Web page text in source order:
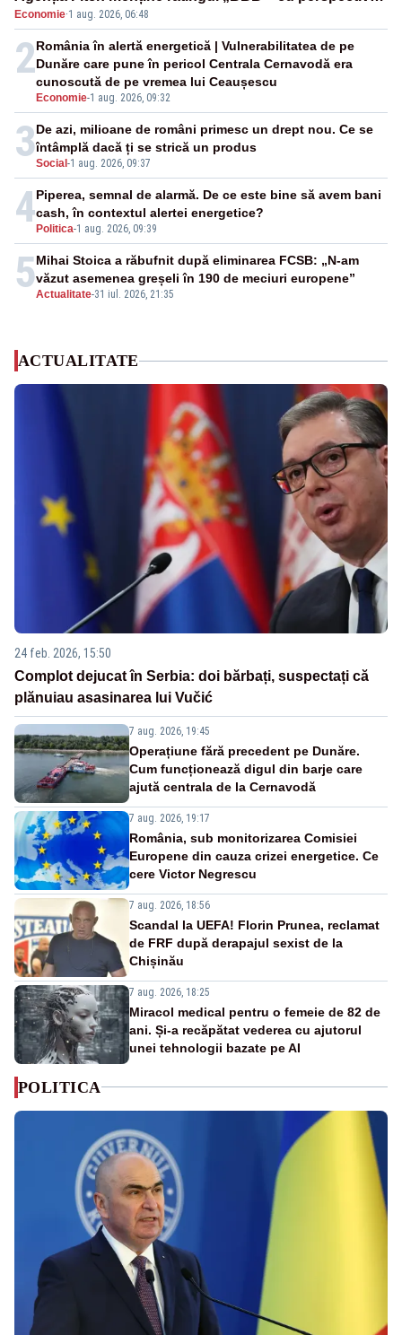
negativă
Economie·1 aug. 2026, 06:48
2
Economie-1 aug. 2026, 09:32
România în alertă energetică | Vulnerabilitatea de pe
Dunăre care pune în pericol Centrala Cernavodă era
cunoscută de pe vremea lui Ceaușescu
3Social -1 aug. 2026, 09:37
De azi, milioane de români primesc un drept nou. Ce se
întâmplă dacă ți se strică un produs
4 Politica-1 aug. 2026, 09:39
Piperea, semnal de alarmă. De ce este bine să avem bani
cash, în contextul alertei energetice?
5Actualitate-31 iul. 2026, 21:35
Mihai Stoica a răbufnit după eliminarea FCSB: „N-am
văzut asemenea greșeli în 190 de meciuri europene”
ACTUALITATE
24 feb. 2026, 15:50
Complot dejucat în Serbia: doi bărbați, suspectați că
plănuiau asasinarea lui Vučić
7 aug. 2026, 19:45
Operațiune fără precedent pe Dunăre.
Cum funcționează digul din barje care
ajută centrala de la Cernavodă
7 aug. 2026, 19:17
România, sub monitorizarea Comisiei
Europene din cauza crizei energetice. Ce
cere Victor Negrescu
7 aug. 2026, 18:56
Scandal la UEFA! Florin Prunea, reclamat
de FRF după derapajul sexist de la
Chișinău
7 aug. 2026, 18:25
Miracol medical pentru o femeie de 82 de
ani. Și-a recăpătat vederea cu ajutorul
unei tehnologii bazate pe AI
POLITICA